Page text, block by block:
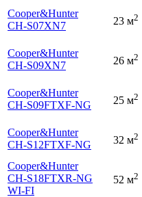
Cooper&Hunter
CH-S07XN7
23 м2
Cooper&Hunter
CH-S09XN7
26 м2
Cooper&Hunter
CH-S09FTXF-NG
25 м2
Cooper&Hunter
CH-S12FTXF-NG
32 м2
Cooper&Hunter
CH-S18FTXR-NG
WI-FI
52 м2